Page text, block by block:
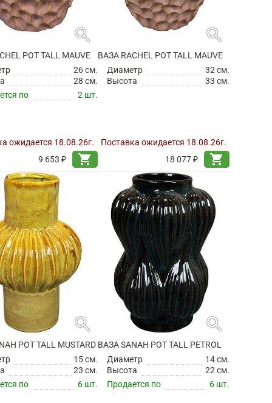
search
POT TALL MAUVE
26 см.
28 см.
по
2 шт.
ожидается 18.08.26г.
9 653 ₽
shopping_cart
search
ВАЗА RACHEL POT TALL MAUVE
Диаметр
32 см.
Высота
33 см.
Поставка ожидается 18.08.26г.
18 077 ₽
shopping_cart
search
POT TALL MUSTARD
15 см.
23 см.
по
6 шт.
search
ВАЗА SANAH POT TALL PETROL
Диаметр
14 см.
Высота
22 см.
Продается по
6 шт.